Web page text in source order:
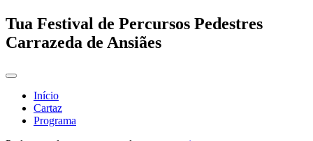
Tua Festival de Percursos Pedestres
Carrazeda de Ansiães
Início
Cartaz
Programa